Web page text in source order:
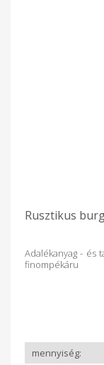
Rusztikus
Adalékanyag - és
finompékáru